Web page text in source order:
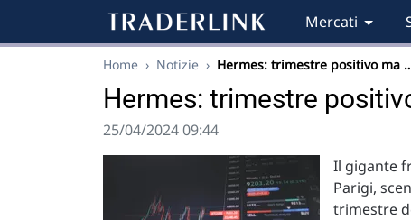
Mercati
Home › Notizie › Hermes: trimestre positivo ma
Hermes: trimestre
25/04/2024 09:44
Il gigante
Parigi,
trimestre